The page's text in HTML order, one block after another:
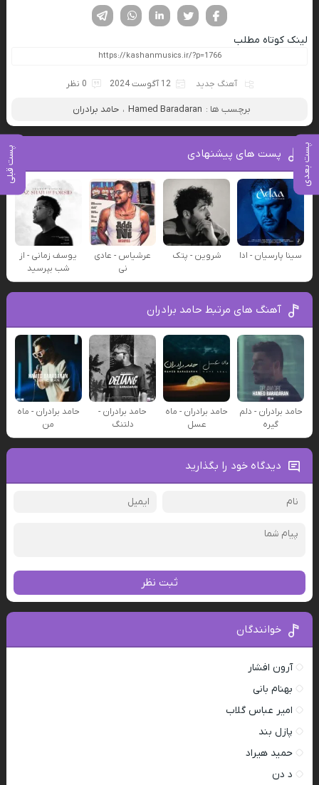
پست بعدی پست قبلی
لینکدین تویتر
فیسوک
لینک کوتاه مطلب
آهنگ جدید 12 آگوست 2024 0 نظر
برچسب ها : Hamed Baradaran ، حامد برادران
پست های پیشنهادی
سینا پارسیان - ادا شروین - پتک
عرشیاس - عادی
نی
یوسف زمانی - از
شب بپرسید
آهنگ های مرتبط حامد برادران
حامد برادران - دلم
گیره
حامد برادران - ماه
عسل
حامد برادران -
دلتنگ
حامد برادران - ماه
من
دیدگاه خود را بگذارید
ثبت نظر
خوانندگان
آرون افشار
بهنام بانی
امیر عباس گلاب
پازل بند
حمید هیراد
د دن